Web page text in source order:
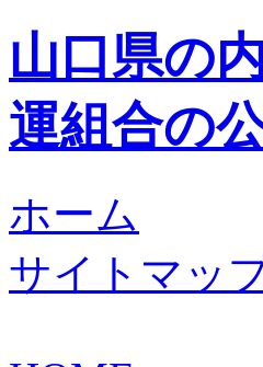
山口県の
運組合の
ホーム
サイトマッ